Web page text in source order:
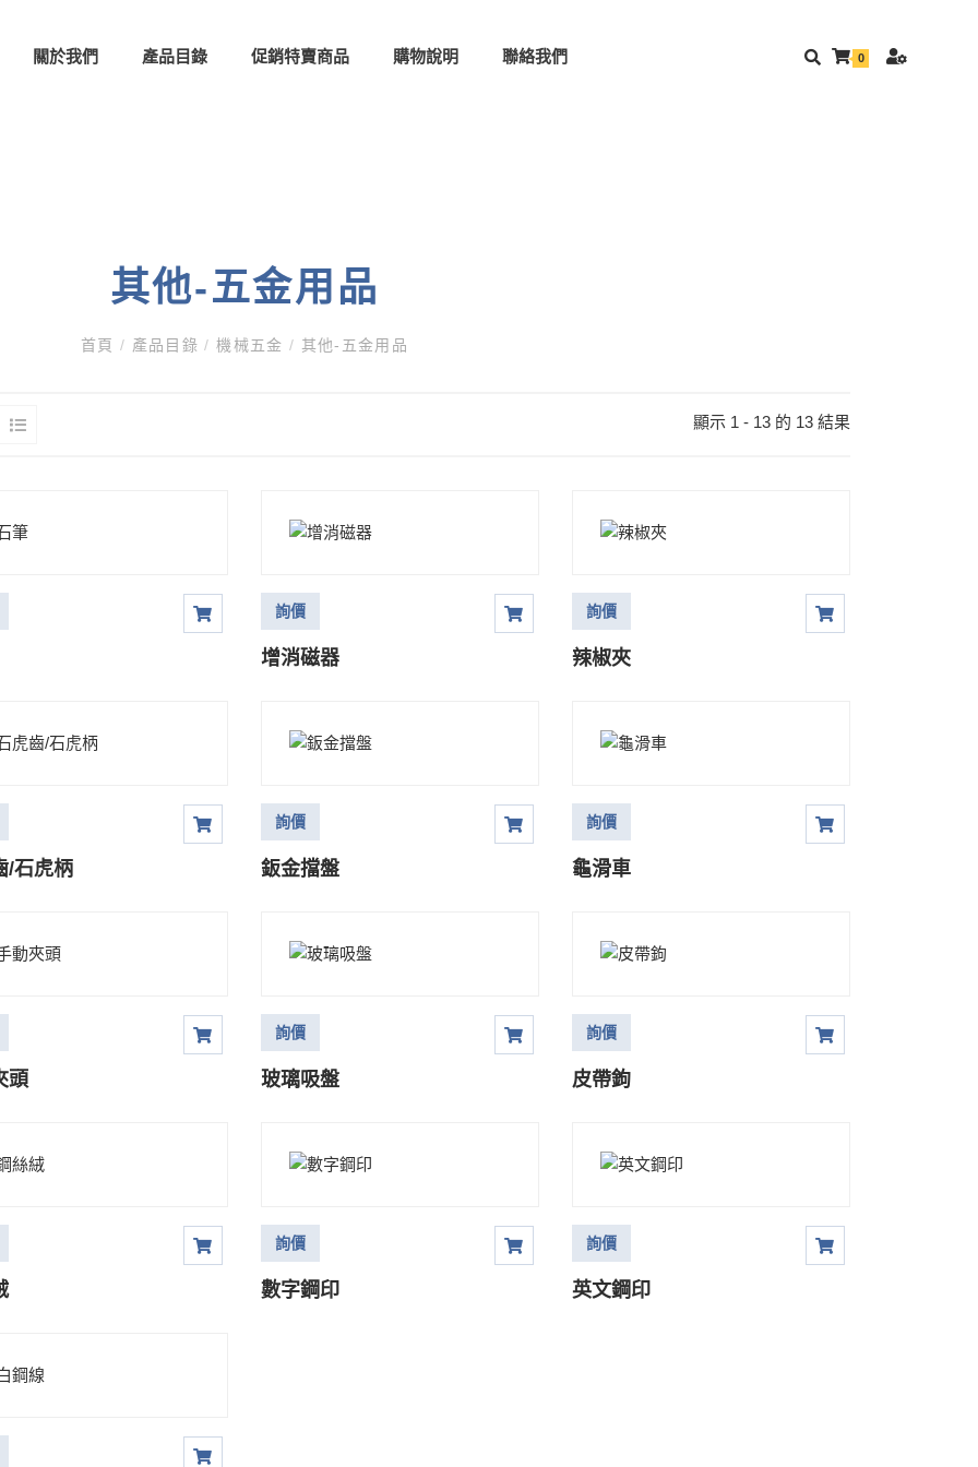
關於我們 產品目錄 促銷特賣商品 購物說明 聯絡我們 0
其他-五金用品
首頁/ 產品目錄/ 機械五金 / 其他-五金用品
顯示 1 - 13 的 13 結果
詢價
增消磁器
詢價
辣椒夾
/石虎柄
詢價
鈑金擋盤
詢價
龜滑車
頭
詢價
玻璃吸盤
詢價
皮帶鉤
詢價
數字鋼印
詢價
英文鋼印